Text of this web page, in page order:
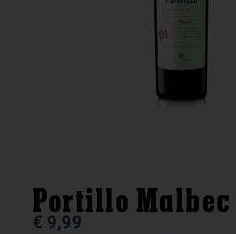
Portillo Malbec
€ 9,99